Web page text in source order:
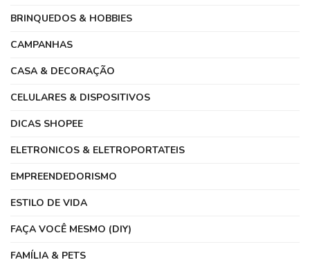
BRINQUEDOS & HOBBIES
CAMPANHAS
CASA & DECORAÇÃO
CELULARES & DISPOSITIVOS
DICAS SHOPEE
ELETRONICOS & ELETROPORTATEIS
EMPREENDEDORISMO
ESTILO DE VIDA
FAÇA VOCÊ MESMO (DIY)
FAMÍLIA & PETS